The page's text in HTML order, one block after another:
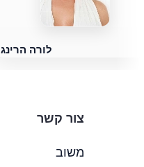
לורה הרינג
צור קשר
משוב